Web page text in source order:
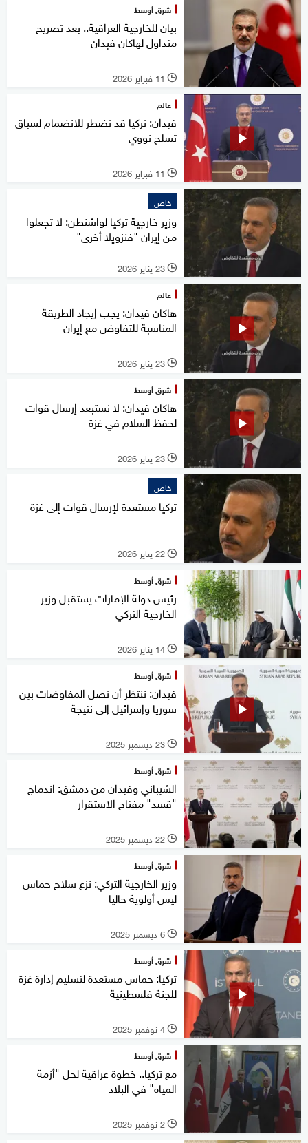
شرق أوسط
بيان للخارجية العراقية.. بعد تصريح
متداول لهاكان فيدان
l 11 فبراير 2026
عالم
فيدان: تركيا قد تضطر للانضمام لسباق
تسلح نووي
l 11 فبراير 2026
خاص
وزير خارجية تركيا لواشنطن: لا تجعلوا
من إيران "فنزويلا أخرى"
l 23 يناير 2026
عالم
هاكان فيدان: يجب إيجاد الطريقة
المناسبة للتفاوض مع إيران
l 23 يناير 2026
شرق أوسط
هاكان فيدان: لا نستبعد إرسال قوات
لحفظ السلام في غزة
l 23 يناير 2026
خاص
تركيا مستعدة لإرسال قوات إلى غزة
l 22 يناير 2026
شرق أوسط
رئيس دولة الإمارات يستقبل وزير
الخارجية التركي
l 14 يناير 2026
شرق أوسط
فيدان: ننتظر أن تصل المفاوضات بين
سوريا وإسرائيل إلى نتيجة
l 23 ديسمبر 2025
شرق أوسط
الشيباني وفيدان من دمشق: اندماج
"قسد" مفتاح الاستقرار
l 22 ديسمبر 2025
شرق أوسط
وزير الخارجية التركي: نزع سلاح حماس
ليس أولوية حاليا
l 6 ديسمبر 2025
شرق أوسط
تركيا: حماس مستعدة لتسليم إدارة غزة
للجنة فلسطينية
l 4 نوفمبر 2025
شرق أوسط
مع تركيا.. خطوة عراقية لحل "أزمة
المياه" في البلاد
l 2 نوفمبر 2025